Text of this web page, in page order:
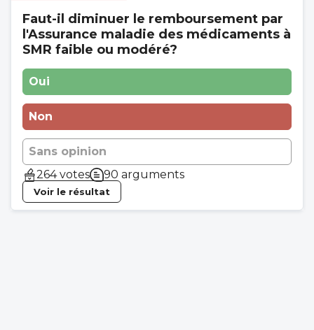
Faut-il diminuer le remboursement par
l'Assurance maladie des médicaments à
SMR faible ou modéré?
Oui
Non
Sans opinion
264 votes
90 arguments
Voir le résultat